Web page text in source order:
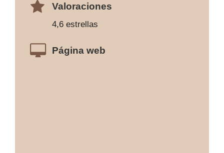
Valoraciones
4,6 estrellas
Página web